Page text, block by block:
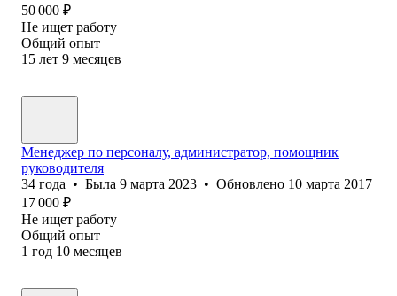
50 000 ₽
Не ищет работу
Общий опыт
15 лет 9 месяцев
Менеджер по персоналу, администратор, помощник
руководителя
34 года • Была 9 марта 2023 • Обновлено 10 марта 2017
17 000 ₽
Не ищет работу
Общий опыт
1 год 10 месяцев